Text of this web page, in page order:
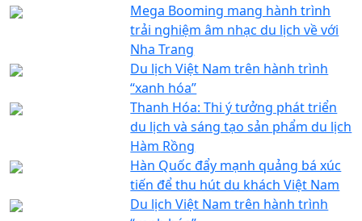
Mega Booming mang hành trình
trải nghiệm âm nhạc du lịch về với
Nha Trang
Du lịch Việt Nam trên hành trình
“xanh hóa”
Thanh Hóa: Thi ý tưởng phát triển
du lịch và sáng tạo sản phẩm du lịch
Hàm Rồng
Hàn Quốc đẩy mạnh quảng bá xúc
tiến để thu hút du khách Việt Nam
Du lịch Việt Nam trên hành trình